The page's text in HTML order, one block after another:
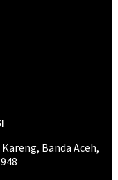
Banda Aceh,